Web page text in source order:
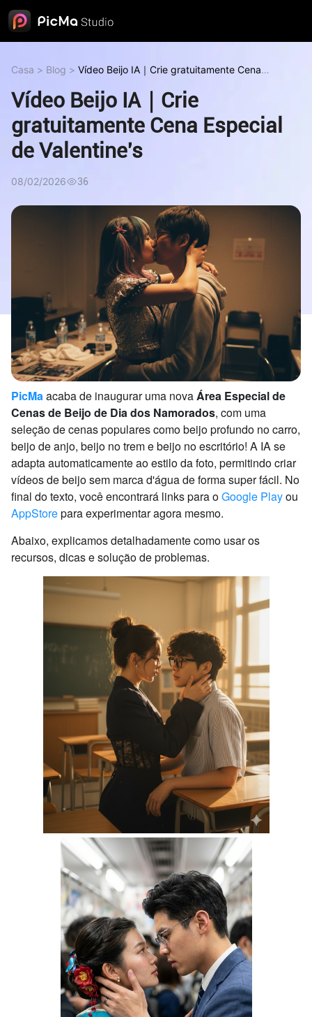
Casa > Blog > Vídeo Beijo IA｜Crie gratuitamente Cena
Vídeo Beijo IA｜Crie
gratuitamente Cena Especial
de Valentine's
08/02/2026 36
PicMa acaba de inaugurar uma nova Área Especial de
Cenas de Beijo de Dia dos Namorados, com uma
seleção de cenas populares como beijo profundo no carro,
beijo de anjo, beijo no trem e beijo no escritório! A IA se
adapta automaticamente ao estilo da foto, permitindo criar
vídeos de beijo sem marca d'água de forma super fácil. No
final do texto, você encontrará links para oGoogle Playou
AppStorepara experimentar agora mesmo.
Abaixo, explicamos detalhadamente como usar os
recursos, dicas e solução de problemas.